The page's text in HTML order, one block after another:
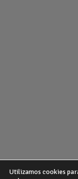
Utilizamos cookies